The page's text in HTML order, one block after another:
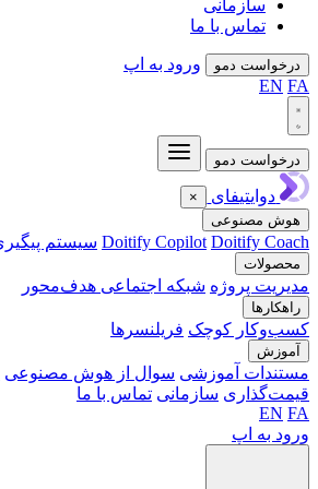
سازمانی
تماس با ما
درخواست دمو
ورود به اپ
EN FA
درخواست دمو
دوایتیفای
×
هوش مصنوعی
Doitify Copilot Doitify Coach سیستم
محصولات
مدیریت پروژه شبکه اجتماعی هدف‌محور
راهکارها
کسب‌وکار کوچک فریلنسرها
آموزش
مستندات آموزشی سوال از هوش مصنوعی
قیمت‌گذاری سازمانی تماس با ما
EN FA
ورود به اپ